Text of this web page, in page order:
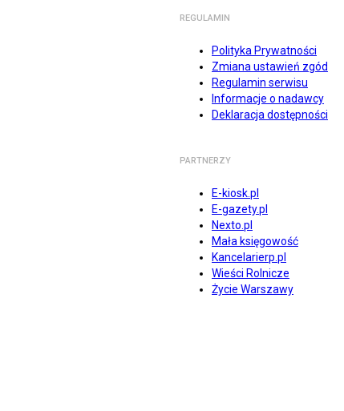
REGULAMIN
Polityka Prywatności
Zmiana ustawień zgód
Regulamin serwisu
Informacje o nadawcy
Deklaracja dostępności
PARTNERZY
E-kiosk.pl
E-gazety.pl
Nexto.pl
Mała księgowość
Kancelarierp.pl
Wieści Rolnicze
Życie Warszawy